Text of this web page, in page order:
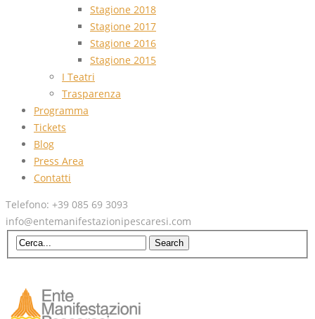
Stagione 2018
Stagione 2017
Stagione 2016
Stagione 2015
I Teatri
Trasparenza
Programma
Tickets
Blog
Press Area
Contatti
Telefono: +39 085 69 3093
info@entemanifestazionipescaresi.com